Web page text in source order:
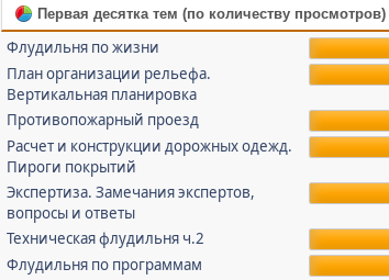
Первая десятка тем (по количеству просмотров)
Флудильня по жизни
План организации рельефа.
Вертикальная планировка
Противопожарный проезд
Расчет и конструкции дорожных одежд.
Пироги покрытий
Экспертиза. Замечания экспертов,
вопросы и ответы
Техническая флудильня ч.2
Флудильня по программам